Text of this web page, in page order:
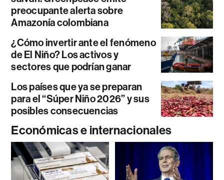
preocupante alerta sobre
Amazonía colombiana
¿Cómo invertir ante el fenómeno
de El Niño? Los activos y
sectores que podrían ganar
Los países que ya se preparan
para el “Súper Niño 2026” y sus
posibles consecuencias
Económicas e internacionales